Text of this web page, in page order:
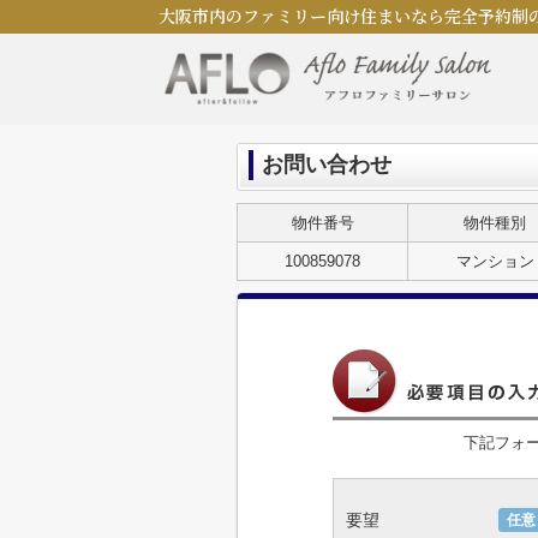
大阪市内のファミリー向け住まいなら完全予約制
お問い合わせ
物件番号 物件種別
100859078 マンション
下記フォ
要望 任意